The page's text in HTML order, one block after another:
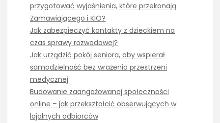
przygotować wyjaśnienia, które przekonają
Zamawiającego i KIO?
Jak zabezpieczyć kontakty z dzieckiem na
czas sprawy rozwodowej?
Jak urządzić pokój seniora, aby wspierał
samodzielność bez wrażenia przestrzeni
medycznej
Budowanie zaangażowanej społeczności
online – jak przekształcić obserwujących w
lojalnych odbiorców